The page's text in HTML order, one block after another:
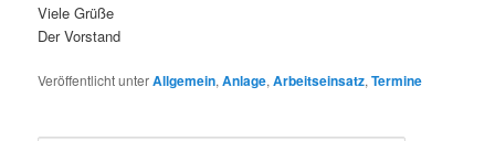
Viele Grüße
Der Vorstand
Veröffentlicht unterAllgemein,Anlage,Arbeitseinsatz,Termine